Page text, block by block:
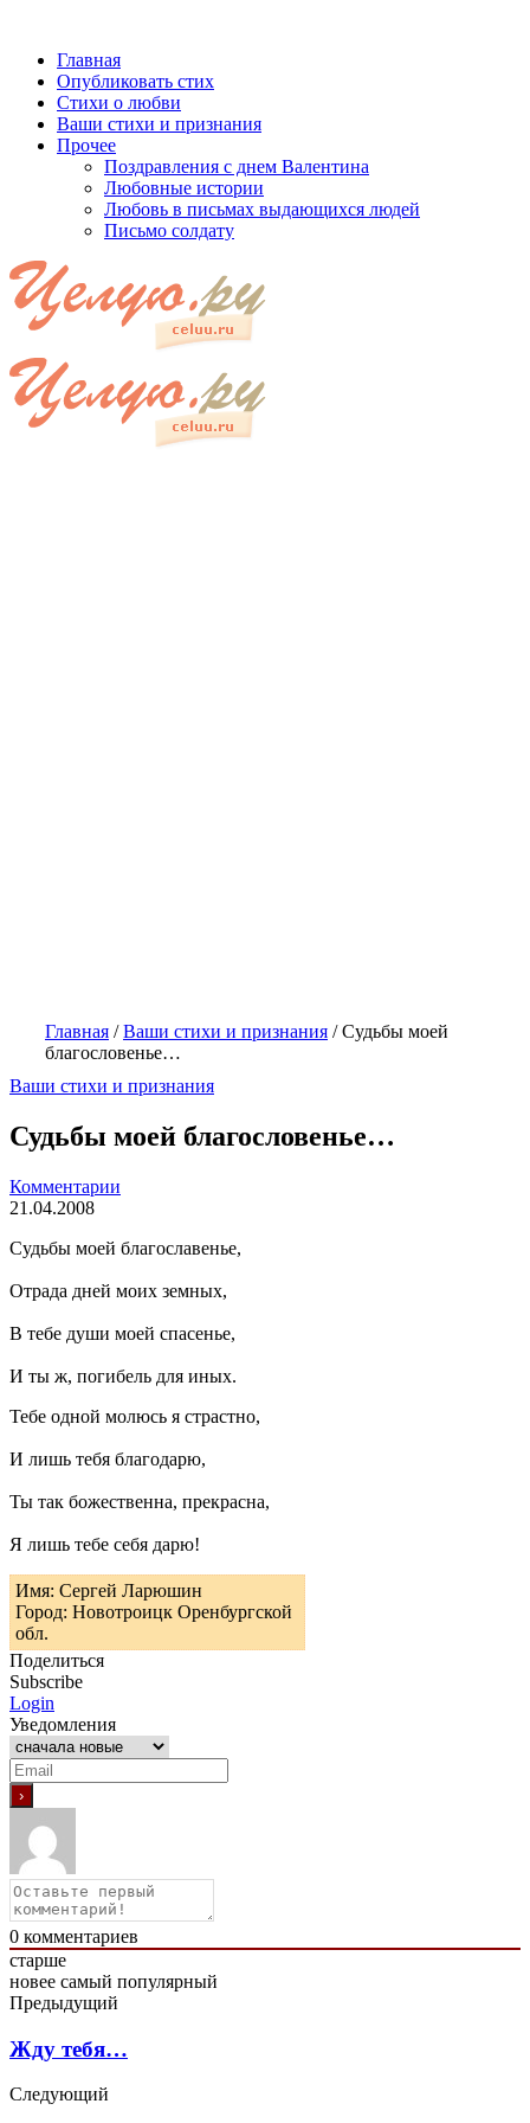
Главная
Опубликовать стих
Стихи о любви
Ваши стихи и признания
Прочее
Поздравления с днем Валентина
Любовные истории
Любовь в письмах выдающихся людей
Письмо солдату
Главная /Ваши стихи и признания /Судьбы моей
благословенье…
Ваши стихи и признания
Судьбы моей благословенье…
Комментарии
21.04.2008
Судьбы моей благославенье,
Отрада дней моих земных,
В тебе души моей спасенье,
И ты ж, погибель для иных.
Тебе одной молюсь я страстно,
И лишь тебя благодарю,
Ты так божественна, прекрасна,
Я лишь тебе себя дарю!
Имя: Сергей Ларюшин
Город: Новотроицк Оренбургской
обл.
Поделиться
Subscribe
Login
Уведомления
0 комментариев
старше
новее самый популярный
Предыдущий
Жду тебя…
Следующий